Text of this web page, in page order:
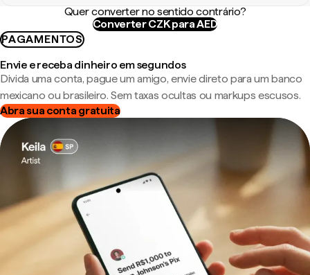
Quer converter no sentido contrário?
Converter CZK para AED
PAGAMENTOS
Envie e receba dinheiro em segundos
Divida uma conta, pague um amigo, envie direto para um banco
mexicano ou brasileiro. Sem taxas ocultas ou markups escusos.
Abra sua conta gratuita